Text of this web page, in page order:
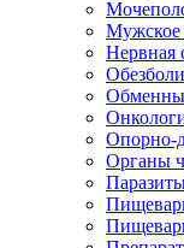
Мужское
Нервная
Опорно-
Органы